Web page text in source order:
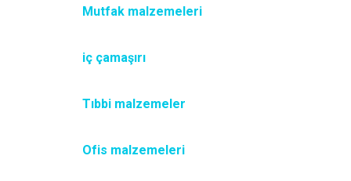
Mutfak malzemeleri
iç çamaşırı
Tıbbi malzemeler
Ofis malzemeleri